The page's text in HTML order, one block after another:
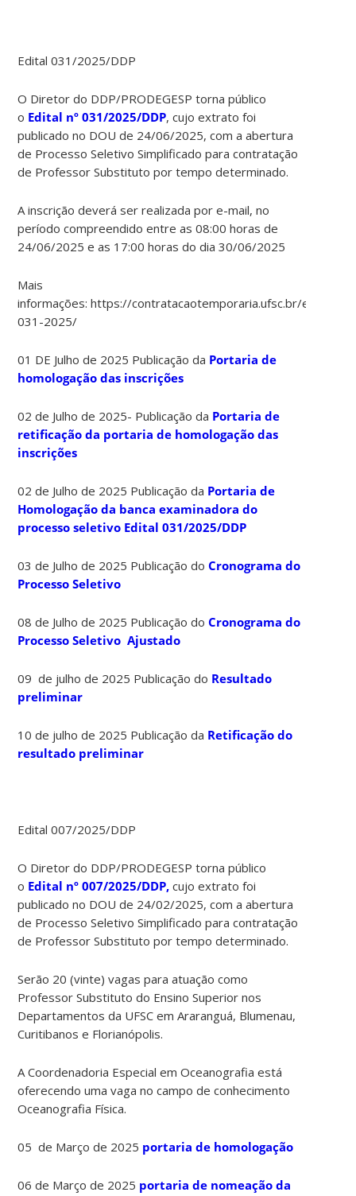
Edital 031/2025/DDP
O Diretor do DDP/PRODEGESP torna público
o Edital nº 031/2025/DDP, cujo extrato foi
publicado no DOU de 24/06/2025, com a abertura
de Processo Seletivo Simplificado para contratação
de Professor Substituto por tempo determinado.
A inscrição deverá ser realizada por e-mail, no
período compreendido entre as 08:00 horas de
24/06/2025 e as 17:00 horas do dia 30/06/2025
Mais
informações: https://contratacaotemporaria.ufsc.br/edital-
031-2025/
01 DE Julho de 2025 Publicação da Portaria de
homologação das inscrições
02 de Julho de 2025- Publicação da Portaria de
retificação da portaria de homologação das
inscrições
02 de Julho de 2025 Publicação da Portaria de
Homologação da banca examinadora do
processo seletivo Edital 031/2025/DDP
03 de Julho de 2025 Publicação doCronograma do
Processo Seletivo
08 de Julho de 2025 Publicação doCronograma do
Processo Seletivo Ajustado
09 de julho de 2025 Publicação do Resultado
preliminar
10 de julho de 2025 Publicação da Retificação do
resultado preliminar
Edital 007/2025/DDP
O Diretor do DDP/PRODEGESP torna público
o Edital nº 007/2025/DDP, cujo extrato foi
publicado no DOU de 24/02/2025, com a abertura
de Processo Seletivo Simplificado para contratação
de Professor Substituto por tempo determinado.
Serão 20 (vinte) vagas para atuação como
Professor Substituto do Ensino Superior nos
Departamentos da UFSC em Araranguá, Blumenau,
Curitibanos e Florianópolis.
A Coordenadoria Especial em Oceanografia está
oferecendo uma vaga no campo de conhecimento
Oceanografia Física.
05 de Março de 2025 portaria de homologação
06 de Março de 2025 portaria de nomeação da